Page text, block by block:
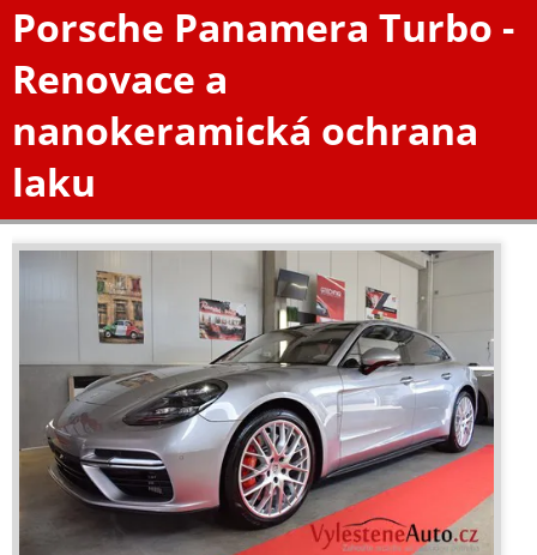
Porsche Panamera Turbo -
Renovace a
nanokeramická ochrana
laku